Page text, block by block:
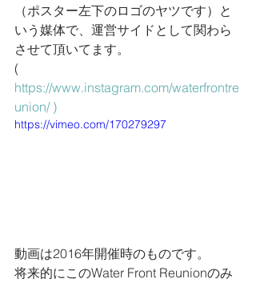
（ポスター左下のロゴのヤツです）と
いう媒体で、運営サイドとして関わら
させて頂いてます。
(
https://www.instagram.com/waterfrontre
union/ )
https://vimeo.com/170279297
動画は2016年開催時のものです。
将来的にこのWater Front Reunionのみ